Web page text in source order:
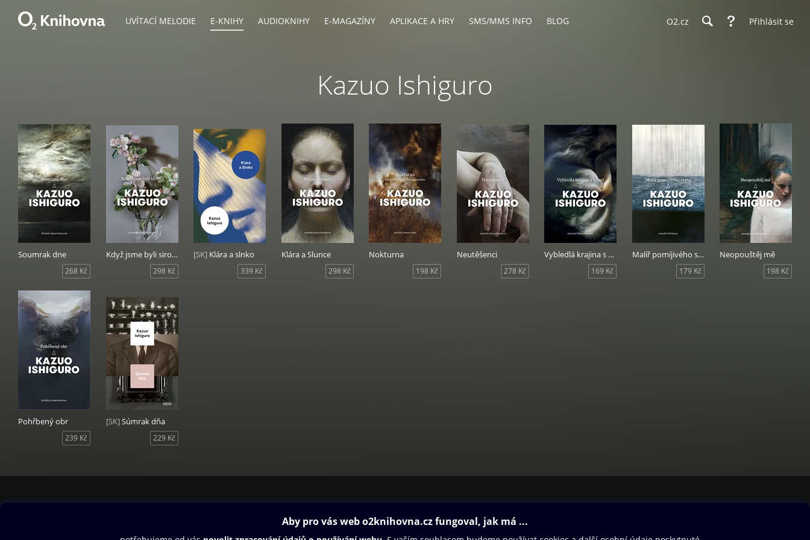
UVÍTACÍ MELODIE E-KNIHY AUDIOKNIHY E-MAGAZÍNY APLIKACE A HRY SMS/MMS INFO BLOG O2.cz Přihlásit se
Kazuo Ishiguro
Soumrak dne
268 Kč
Když jsme byli sirotci
298 Kč
[SK] Klára a slnko
339 Kč
Klára a Slunce
298 Kč
Nokturna
198 Kč
Neutěšenci
278 Kč
Vybledlá krajina s kopci
169 Kč
Malíř pomíjivého světa
179 Kč
Neopouštěj mě
198 Kč
Pohřbený obr
239 Kč
[SK]Súmrak dňa
229 Kč
Aplikace a hry